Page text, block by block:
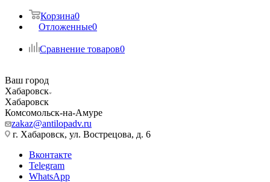
Корзина0
Отложенные0
Сравнение товаров0
Ваш город
Хабаровск
Хабаровск
Комсомольск-на-Амуре
zakaz@antilopadv.ru
г. Хабаровск, ул. Вострецова, д. 6
Вконтакте
Telegram
WhatsApp